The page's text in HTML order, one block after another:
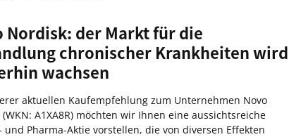
Nordisk: der Markt für die
chronischer Krankheiten wird
wachsen
aktuellen Kaufempfehlung zum Unternehmen Novo
A1XA8R) möchten wir Ihnen eine aussichtsreiche
und Pharma-Aktie vorstellen, die von diversen Effekten